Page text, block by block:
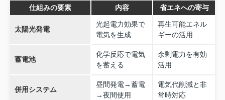
仕組みの要素 内容 省エネへの寄与
太陽光発電
光起電力効果で
電気を生成
再生可能エネル
ギーの活用
蓄電池
化学反応で電気
を蓄える
余剰電力を有効
活用
併用システム
昼間発電→蓄電
→夜間使用
電気代削減と非
常時対応